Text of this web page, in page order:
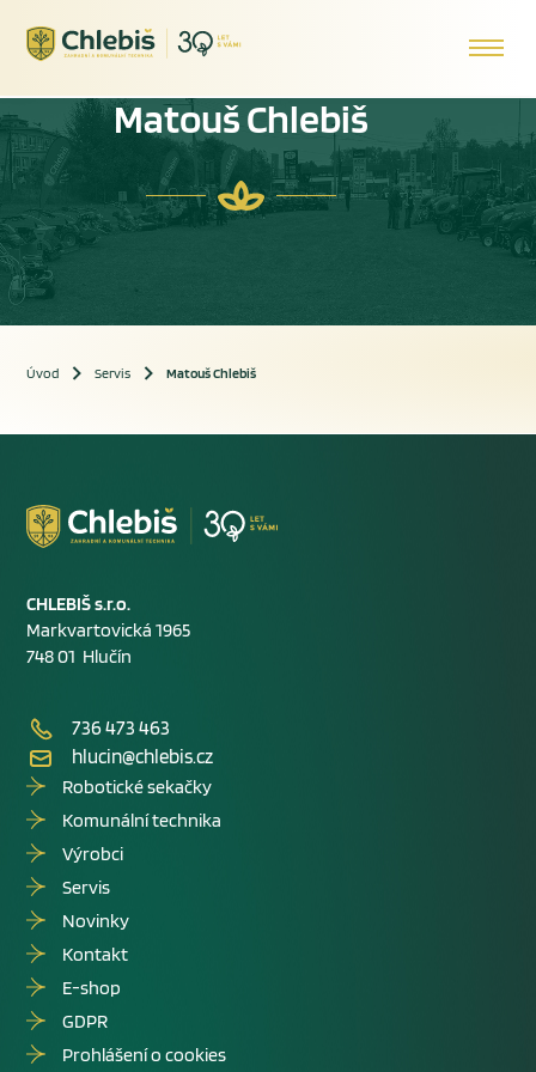
Matouš Chlebiš
Úvod Servis Matouš Chlebiš
CHLEBIŠ s.r.o.
Markvartovická 1965
748 01 Hlučín
736 473 463
hlucin@chlebis.cz
Robotické sekačky
Komunální technika
Výrobci
Servis
Novinky
Kontakt
E-shop
GDPR
Prohlášení o cookies